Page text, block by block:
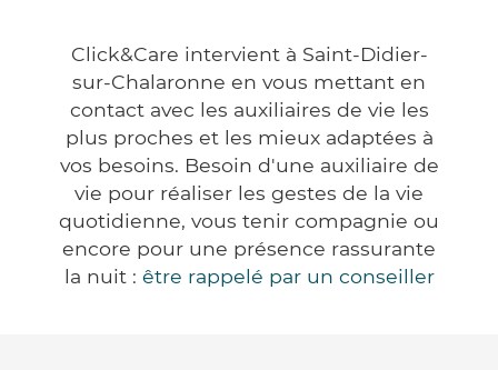
Click&Care intervient à Saint-Didier-
sur-Chalaronne en vous mettant en
contact avec les auxiliaires de vie les
plus proches et les mieux adaptées à
vos besoins. Besoin d'une auxiliaire de
vie pour réaliser les gestes de la vie
quotidienne, vous tenir compagnie ou
encore pour une présence rassurante
la nuit : être rappelé par un conseiller